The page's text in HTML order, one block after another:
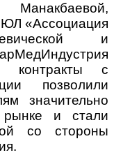
«Ассоциация
и
контракты с
позволили
значительно
рынке и стали
со стороны